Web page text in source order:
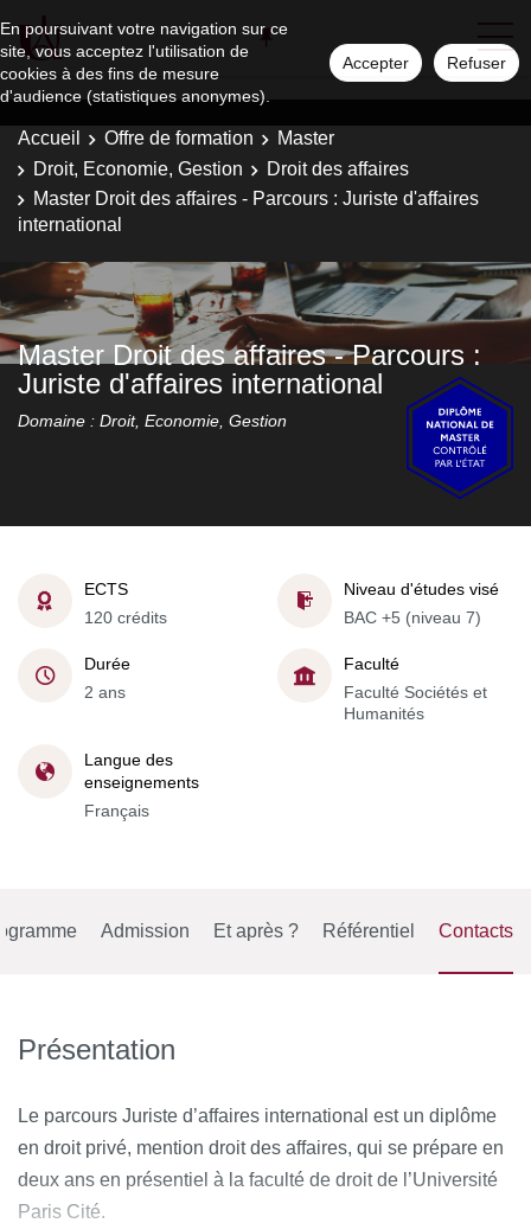
En poursuivant votre navigation sur ce
site, vous acceptez l'utilisation de
cookies à des fins de mesure
d'audience (statistiques anonymes).
Accepter Refuser
Accueil Offre de formation
Master
Droit, Economie, Gestion
Droit des affaires
Master Droit des affaires - Parcours : Juriste d'affaires
international
Master Droit des affaires - Parcours :
Juriste d'affaires international
Domaine : Droit, Economie, Gestion
ECTS
120 crédits
Niveau d'études visé
BAC +5 (niveau 7)
Durée
2 ans
Faculté
Faculté Sociétés et
Humanités
Langue des
enseignements
Français
Admission Et après ? Référentiel Contacts
Présentation
Le parcours Juriste d’affaires international est un diplôme
en droit privé, mention droit des affaires, qui se prépare en
deux ans en présentiel à la faculté de droit de l’Université
Paris Cité.